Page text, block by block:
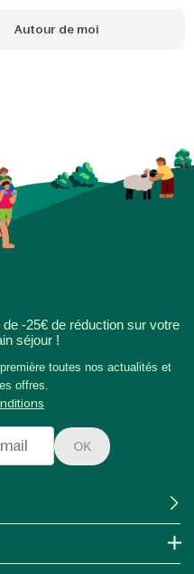
pourrez par
Autour de moi
-25€ de réduction sur votre
séjour !
toutes nos actualités et
offres.
OK